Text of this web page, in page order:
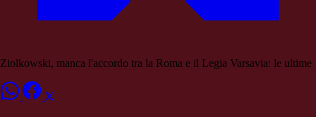
Ziolkowski, manca l'accordo tra la Roma e il Legia Varsavia: le ultime